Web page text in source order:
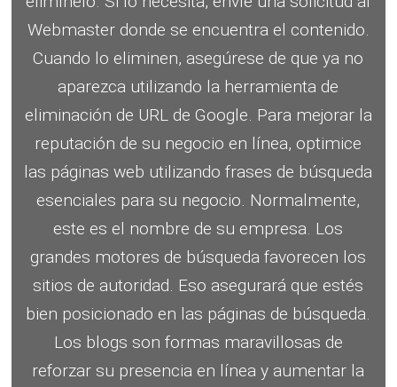
Webmaster donde se encuentra el contenido.
Cuando lo eliminen, asegúrese de que ya no
aparezca utilizando la herramienta de
eliminación de URL de Google. Para mejorar la
reputación de su negocio en línea, optimice
las páginas web utilizando frases de búsqueda
esenciales para su negocio. Normalmente,
este es el nombre de su empresa. Los
grandes motores de búsqueda favorecen los
sitios de autoridad. Eso asegurará que estés
bien posicionado en las páginas de búsqueda.
Los blogs son formas maravillosas de
reforzar su presencia en línea y aumentar la